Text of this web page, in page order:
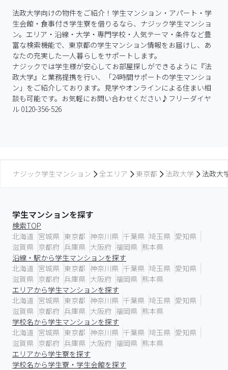
法政大学向けの物件をご紹介！学生マンション・アパート・学
生会館・食事付き学生寮を借りるなら、ナジック学生マンショ
ン。エリア・沿線・大学・専門学校・人気テーマ・条件など豊
富な検索機能で、東京都の学生マンション情報をお届けし、あ
なたの充実した一人暮らしをサポートします。
ナジックでは学生様が安心してお部屋探しができるように『法
政大学』と業務提携を行い、「24時間サポートの学生マンショ
ン」をご紹介しております。見学やオンラインによる住まい相
談も可能です。お気軽にお問い合わせください♪フリーダイヤ
ル 0120-356-526
ナジック学生マンション 全エリア 東京都 法政大学 法政大
学生マンションを探す
検索TOP
北海道 宮城県 東京都 神奈川県 千葉県 埼玉県 愛知県
滋賀県 京都府 兵庫県 大阪府 福岡県 熊本県
沿線・駅から学生マンションを探す
北海道 宮城県 東京都 神奈川県 千葉県 埼玉県 愛知県
滋賀県 京都府 兵庫県 大阪府 福岡県 熊本県
エリアから学生マンションを探す
北海道 宮城県 東京都 神奈川県 千葉県 埼玉県 愛知県
滋賀県 京都府 兵庫県 大阪府 福岡県 熊本県
学校名から学生マンションを探す
北海道 宮城県 東京都 神奈川県 千葉県 埼玉県 愛知県
滋賀県 京都府 兵庫県 大阪府 福岡県 熊本県
エリアから学生寮を探す
学校名から学生寮・学生会館を探す